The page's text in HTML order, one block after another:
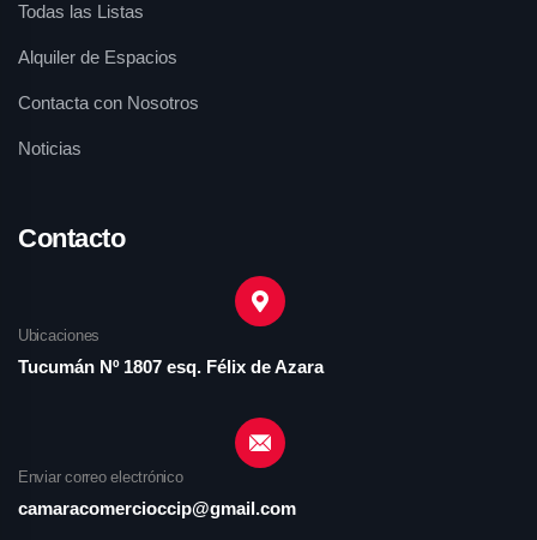
Todas las Listas
Alquiler de Espacios
Contacta con Nosotros
Noticias
Contacto
Ubicaciones
Tucumán Nº 1807 esq. Félix de Azara
Enviar correo electrónico
camaracomercioccip@gmail.com